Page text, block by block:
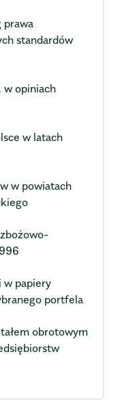
prawa
standardów
w opiniach
w latach
w powiatach
w papiery
portfela
obrotowym